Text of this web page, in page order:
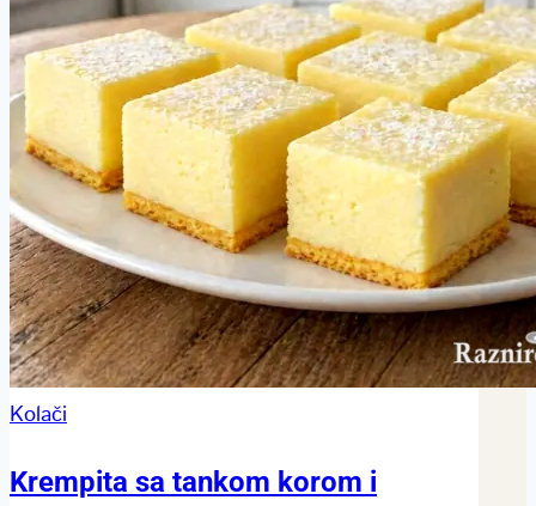
Kolači
Krempita sa tankom korom i